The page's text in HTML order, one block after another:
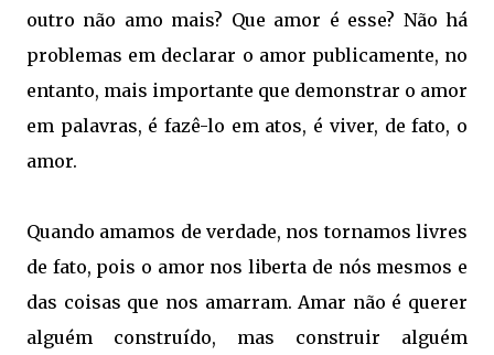
outro não amo mais? Que amor é esse? Não há
problemas em declarar o amor publicamente, no
entanto, mais importante que demonstrar o amor
em palavras, é fazê-lo em atos, é viver, de fato, o
amor.
Quando amamos de verdade, nos tornamos livres
de fato, pois o amor nos liberta de nós mesmos e
das coisas que nos amarram. Amar não é querer
alguém construído, mas construir alguém